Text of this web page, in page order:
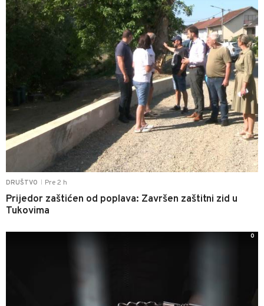
DRUŠTVO Pre 2 h
Prijedor zaštićen od poplava: Završen zaštitni zid u
Tukovima
0